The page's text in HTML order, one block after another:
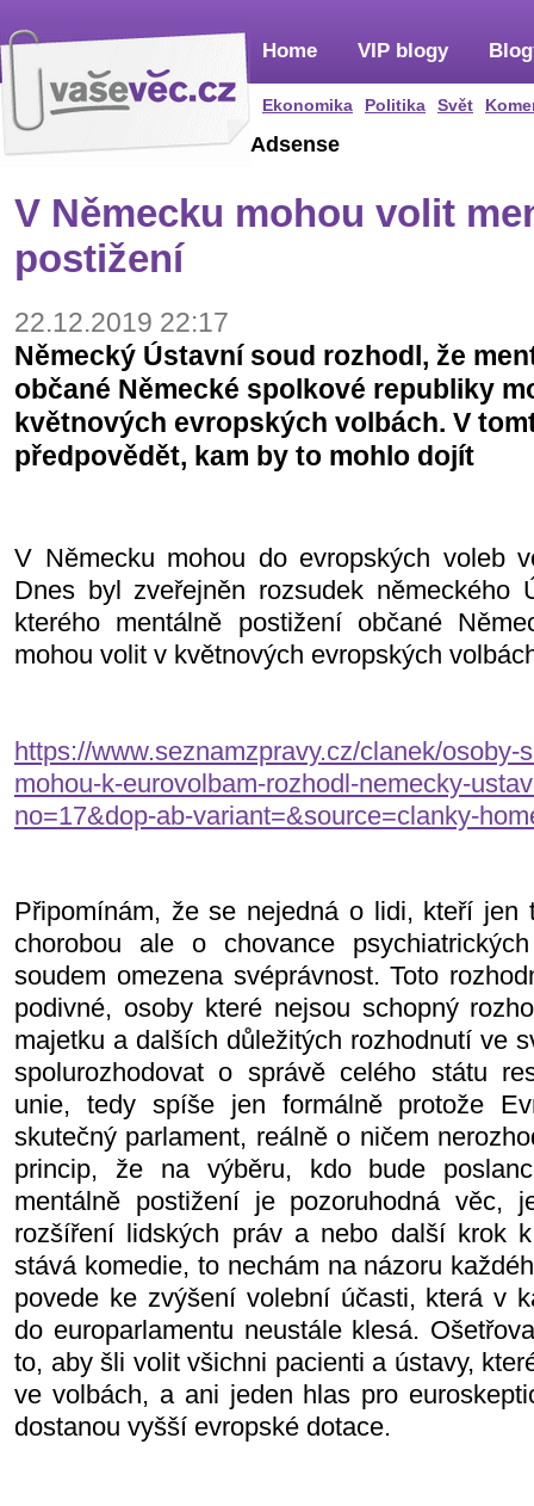
Home
Ekonomika Politika Svět
VIP blogy
Adsense
V Německu mohou volit
postižení
22.12.2019 22:17
Německý Ústavní soud rozhodl, že
občané Německé spolkové republiky
květnových evropských volbách. V
předpovědět, kam by to mohlo dojít
V Německu mohou do evropských voleb
Dnes byl zveřejněn rozsudek německého
kterého mentálně postižení občané
mohou volit v květnových evropských
https://www.seznamzpravy.cz/clanek/osoby-
mohou-k-eurovolbam-rozhodl-nemecky-
no=17&dop-ab-variant=&source=clanky-
Připomínám, že se nejedná o lidi, kteří jen
chorobou ale o chovance
soudem omezena svéprávnost. Toto
podivné, osoby které nejsou schopný
majetku a dalších důležitých rozhodnutí ve
spolurozhodovat o správě celého státu
unie, tedy spíše jen formálně protože
skutečný parlament, reálně o ničem
princip, že na výběru, kdo bude
mentálně postižení je pozoruhodná
rozšíření lidských práv a nebo další krok
stává komedie, to nechám na názoru
povede ke zvýšení volební účasti, která v
do europarlamentu neustále klesá.
to, aby šli volit všichni pacienti a ústavy,
ve volbách, a ani jeden hlas pro
dostanou vyšší evropské dotace.